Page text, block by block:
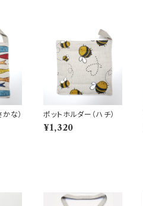
な） ポットホルダー（ハチ）
¥1,320